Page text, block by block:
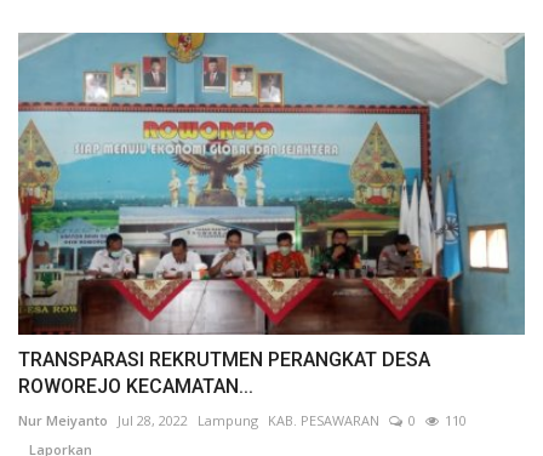
TRANSPARASI REKRUTMEN PERANGKAT DESA
ROWOREJO KECAMATAN...
Nur Meiyanto Jul 28, 2022 Lampung KAB. PESAWARAN 0
110
Laporkan